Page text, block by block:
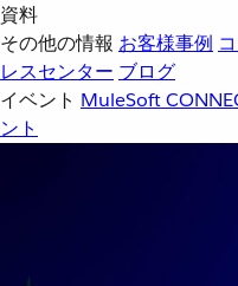
資料
その他の情報 お客様事例
レスセンター ブログ
イベント MuleSoft
ント